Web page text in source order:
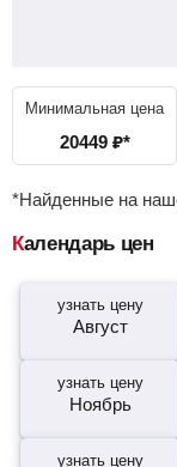
Минимальная цена
20449 ₽*
*Найденные на
Календарь цен
узнать цену
Август
узнать цену
Ноябрь
узнать цену